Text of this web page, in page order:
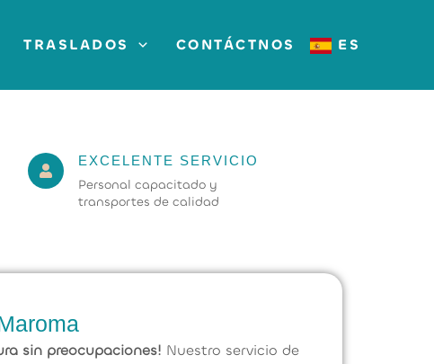
TRASLADOS CONTÁCTNOS ES
EXCELENTE SERVICIO
Personal capacitado y
transportes de calidad
sin preocupaciones! Nuestro servicio de